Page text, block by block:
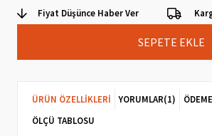
Fiyat Düşünce Haber Ver
ÜRÜN ÖZELLIKLERI YORUMLAR(1)
ÖLÇÜ TABLOSU